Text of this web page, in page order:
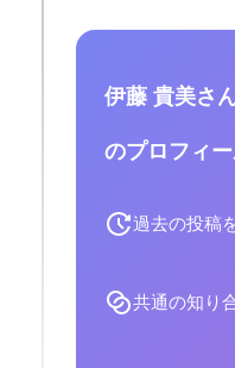
伊藤 貴美さ
のプロフィ
過去の投稿
共通の知り